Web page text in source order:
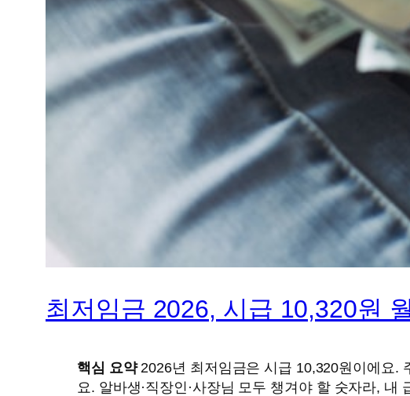
최저임금 2026, 시급 10,320원
핵심 요약2026년 최저임금은 시급 10,320원이에요.
요. 알바생·직장인·사장님 모두 챙겨야 할 숫자라,